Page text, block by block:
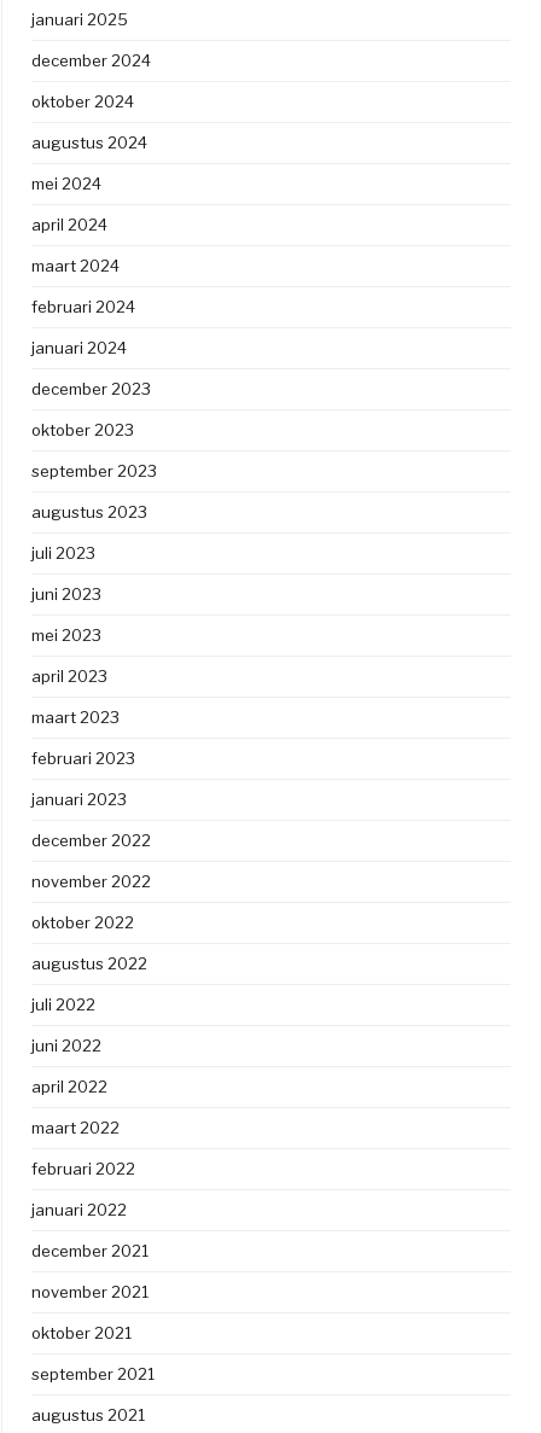
januari 2025
december 2024
oktober 2024
augustus 2024
mei 2024
april 2024
maart 2024
februari 2024
januari 2024
december 2023
oktober 2023
september 2023
augustus 2023
juli 2023
juni 2023
mei 2023
april 2023
maart 2023
februari 2023
januari 2023
december 2022
november 2022
oktober 2022
augustus 2022
juli 2022
juni 2022
april 2022
maart 2022
februari 2022
januari 2022
december 2021
november 2021
oktober 2021
september 2021
augustus 2021